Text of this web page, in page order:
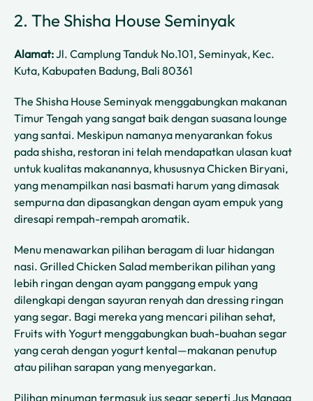
2. The Shisha House Seminyak
Alamat:Jl. Camplung Tanduk No.101, Seminyak, Kec.
Kuta, Kabupaten Badung, Bali 80361
The Shisha House Seminyak menggabungkan makanan
Timur Tengah yang sangat baik dengan suasana lounge
yang santai. Meskipun namanya menyarankan fokus
pada shisha, restoran ini telah mendapatkan ulasan kuat
untuk kualitas makanannya, khususnya Chicken Biryani,
yang menampilkan nasi basmati harum yang dimasak
sempurna dan dipasangkan dengan ayam empuk yang
diresapi rempah-rempah aromatik.
Menu menawarkan pilihan beragam di luar hidangan
nasi. Grilled Chicken Salad memberikan pilihan yang
lebih ringan dengan ayam panggang empuk yang
dilengkapi dengan sayuran renyah dan dressing ringan
yang segar. Bagi mereka yang mencari pilihan sehat,
Fruits with Yogurt menggabungkan buah-buahan segar
yang cerah dengan yogurt kental—makanan penutup
atau pilihan sarapan yang menyegarkan.
Pilihan minuman termasuk jus segar seperti Jus Mangga